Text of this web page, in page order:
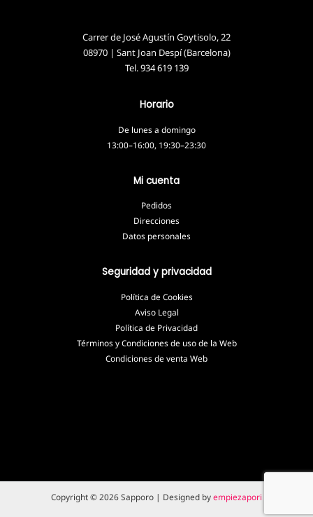
Carrer de José Agustín Goytisolo, 22
08970 | Sant Joan Despí (Barcelona)
Tel.934 619 139
Horario
De lunes a domingo
13:00–16:00, 19:30–23:30
Mi cuenta
Pedidos
Direcciones
Datos personales
Seguridad y privacidad
Política de Cookies
Aviso Legal
Política de Privacidad
Términos y Condiciones de uso de la Web
Condiciones de venta Web
Copyright © 2026 Sapporo | Designed byempiezapori